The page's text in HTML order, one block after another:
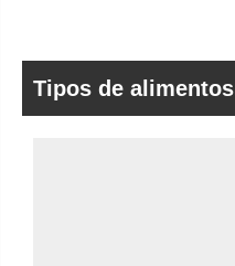
Tipos de alimentos